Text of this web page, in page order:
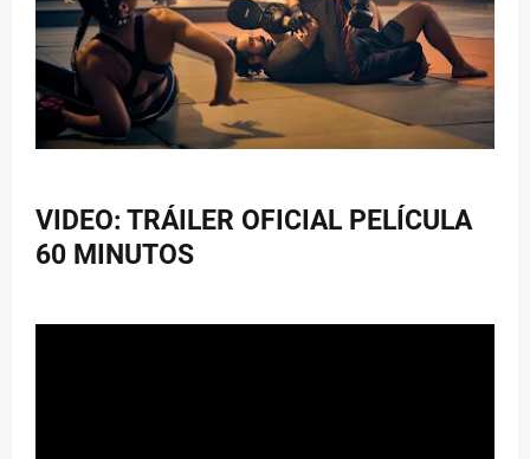
VIDEO: TRÁILER OFICIAL PELÍCULA
60 MINUTOS